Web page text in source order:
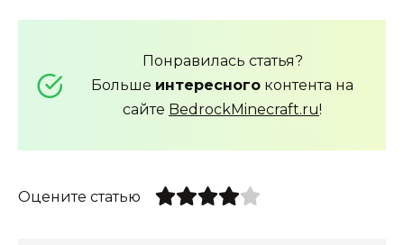
Понравилась статья?
Больше интересного контента на
сайте BedrockMinecraft.ru!
Оцените статью